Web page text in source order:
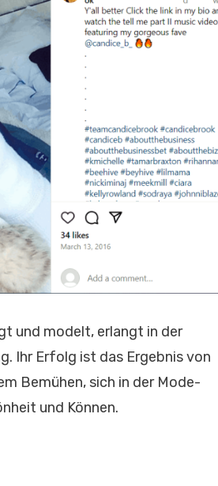
und modelt, erlangt in der
Ihr Erfolg ist das Ergebnis von
Bemühen, sich in der Mode-
und Können.